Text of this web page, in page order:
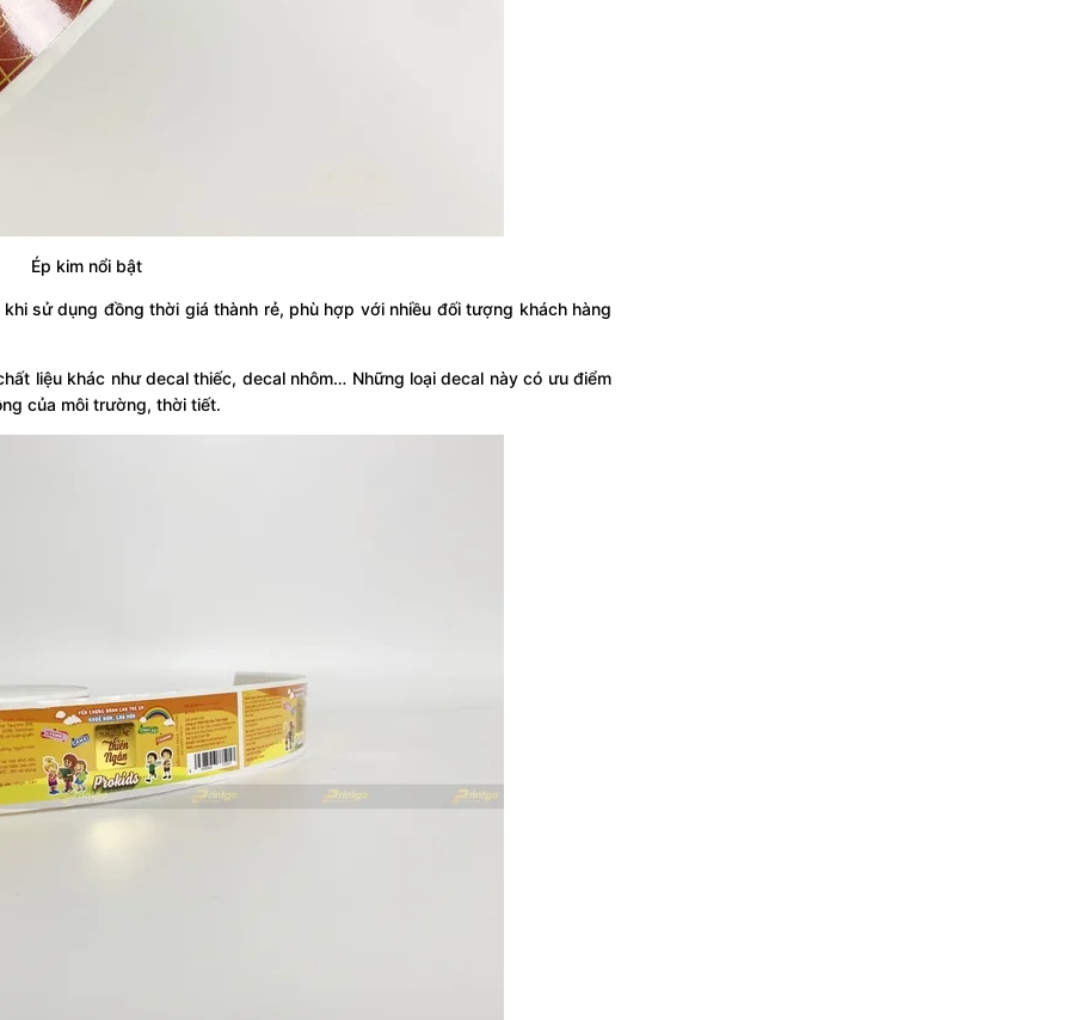
Ép kim nổi bật
sử dụng đồng thời giá thành rẻ, phù hợp với nhiều đối tượng khách hàng
liệu khác như decal thiếc, decal nhôm… Những loại decal này có ưu điểm
của môi trường, thời tiết.